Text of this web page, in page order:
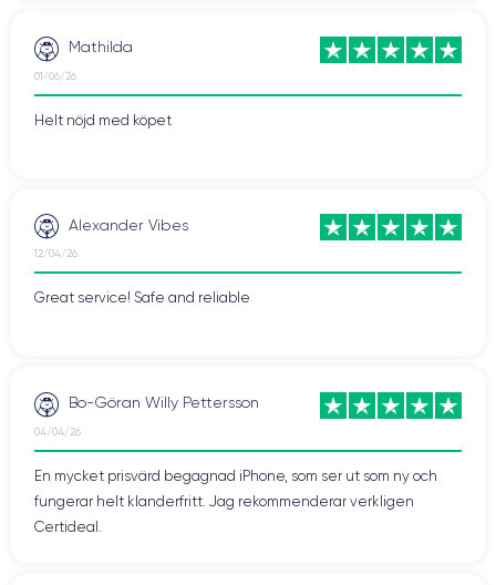
Mathilda
01/06/26
Helt nöjd med köpet
Alexander Vibes
12/04/26
Great service! Safe and reliable
Bo-Göran Willy Pettersson
04/04/26
En mycket prisvärd begagnad iPhone, som ser ut som ny och
fungerar helt klanderfritt. Jag rekommenderar verkligen
Certideal.